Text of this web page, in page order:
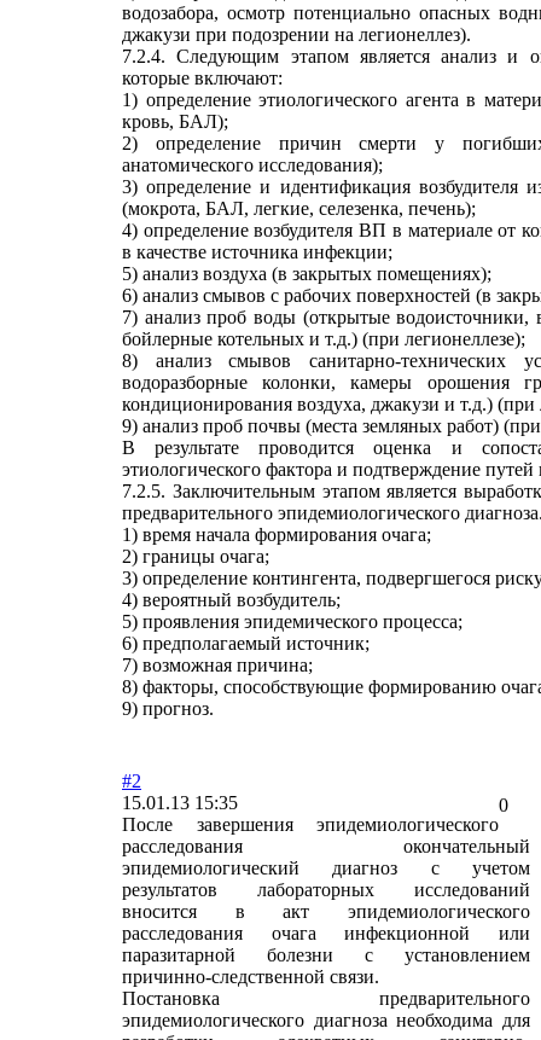
водозабора, осмотр потенциально опасных
джакузи при подозрении на легионеллез).
7.2.4. Следующим этапом является анализ и
которые включают:
1) определение этиологического агента в
кровь, БАЛ);
2) определение причин смерти у
анатомического исследования);
3) определение и идентификация возбудителя
(мокрота, БАЛ, легкие, селезенка, печень);
4) определение возбудителя ВП в материале от
в качестве источника инфекции;
5) анализ воздуха (в закрытых помещениях);
6) анализ смывов с рабочих поверхностей (в
7) анализ проб воды (открытые водоисточники,
бойлерные котельных и т.д.) (при легионеллезе);
8) анализ смывов санитарно-технических
водоразборные колонки, камеры орошения
кондиционирования воздуха, джакузи и т.д.) (при
9) анализ проб почвы (места земляных работ)
В результате проводится оценка и
этиологического фактора и подтверждение
7.2.5. Заключительным этапом является
предварительного эпидемиологического
1) время начала формирования очага;
2) границы очага;
3) определение контингента, подвергшегося
4) вероятный возбудитель;
5) проявления эпидемического процесса;
6) предполагаемый источник;
7) возможная причина;
8) факторы, способствующие формированию
9) прогноз.
#2
0
15.01.13 15:35
После завершения эпидемиологического
расследования окончательный
эпидемиологический диагноз с учетом
результатов лабораторных исследований
вносится в акт эпидемиологического
расследования очага инфекционной или
паразитарной болезни с установлением
причинно-следственной связи.
Постановка предварительного
эпидемиологического диагноза необходима для